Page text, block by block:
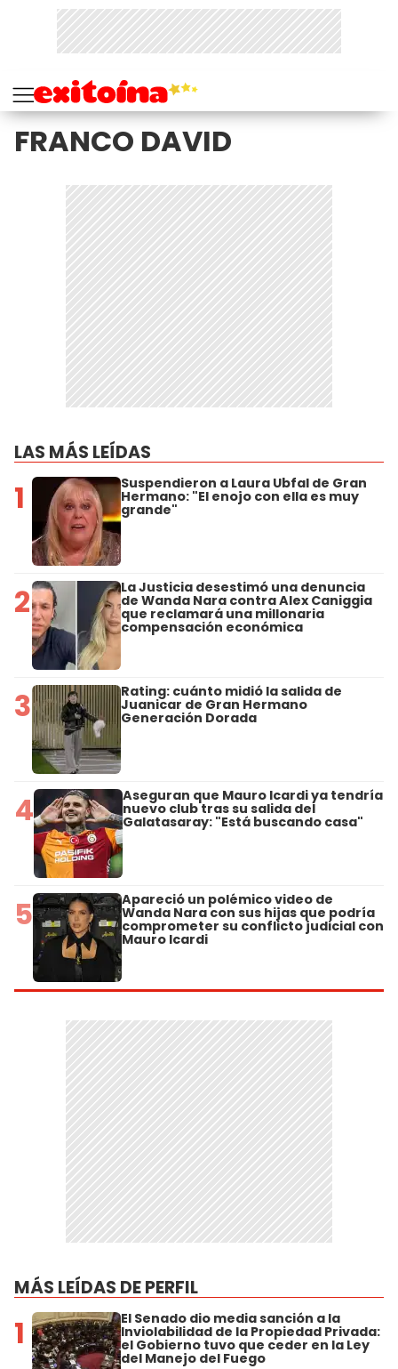
FRANCO DAVID
LAS MÁS LEÍDAS
1 Suspendieron a Laura Ubfal de Gran
Hermano: "El enojo con ella es muy
grande"
2 La Justicia desestimó una denuncia
de Wanda Nara contra Alex Caniggia
que reclamará una millonaria
compensación económica
3 Rating: cuánto midió la salida de
Juanicar de Gran Hermano
Generación Dorada
4 Aseguran que Mauro Icardi ya tendría
nuevo club tras su salida del
Galatasaray: "Está buscando casa"
5 Apareció un polémico video de
Wanda Nara con sus hijas que podría
comprometer su conflicto judicial con
Mauro Icardi
MÁS LEÍDAS DE PERFIL
1 El Senado dio media sanción a la
Inviolabilidad de la Propiedad Privada:
el Gobierno tuvo que ceder en la Ley
del Manejo del Fuego